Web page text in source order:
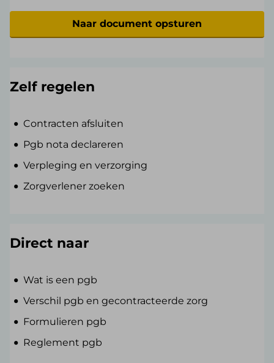
Naar document opsturen
Zelf regelen
Contracten afsluiten
Pgb nota declareren
Verpleging en verzorging
Zorgverlener zoeken
Direct naar
Wat is een pgb
Verschil pgb en gecontracteerde zorg
Formulieren pgb
Reglement pgb